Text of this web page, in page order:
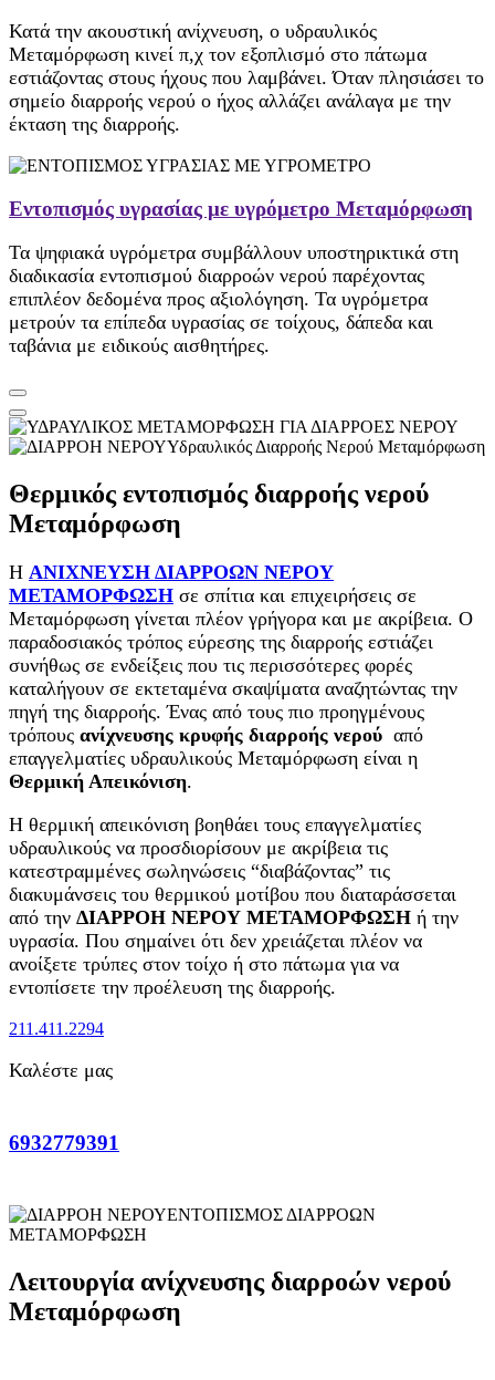
Κατά την ακουστική ανίχνευση, ο υδραυλικός
Μεταμόρφωση κινεί π,χ τον εξοπλισμό στο πάτωμα
εστιάζοντας στους ήχους που λαμβάνει. Όταν πλησιάσει το
σημείο διαρροής νερού ο ήχος αλλάζει ανάλαγα με την
έκταση της διαρροής.
Εντοπισμός υγρασίας με υγρόμετρο Μεταμόρφωση
Τα ψηφιακά υγρόμετρα συμβάλλουν υποστηρικτικά στη
διαδικασία εντοπισμού διαρροών νερού παρέχοντας
επιπλέον δεδομένα προς αξιολόγηση. Τα υγρόμετρα
μετρούν τα επίπεδα υγρασίας σε τοίχους, δάπεδα και
ταβάνια με ειδικούς αισθητήρες.
Υδραυλικός Διαρροής Νερού Μεταμόρφωση
Θερμικός εντοπισμός διαρροής νερού
Μεταμόρφωση
Η ΑΝΙΧΝΕΥΣΗ ΔΙΑΡΡΟΩΝ ΝΕΡΟΥ
ΜΕΤΑΜΟΡΦΩΣΗ σε σπίτια και επιχειρήσεις σε
Μεταμόρφωση γίνεται πλέον γρήγορα και με ακρίβεια. Ο
παραδοσιακός τρόπος εύρεσης της διαρροής εστιάζει
συνήθως σε ενδείξεις που τις περισσότερες φορές
καταλήγουν σε εκτεταμένα σκαψίματα αναζητώντας την
πηγή της διαρροής. Ένας από τους πιο προηγμένους
τρόπους ανίχνευσης κρυφής διαρροής νερού από
επαγγελματίες υδραυλικούς Μεταμόρφωση είναι η
Θερμική Απεικόνιση.
Η θερμική απεικόνιση βοηθάει τους επαγγελματίες
υδραυλικούς να προσδιορίσουν με ακρίβεια τις
κατεστραμμένες σωληνώσεις “διαβάζοντας” τις
διακυμάνσεις του θερμικού μοτίβου που διαταράσσεται
από την ΔΙΑΡΡΟΗ ΝΕΡΟΥ ΜΕΤΑΜΟΡΦΩΣΗ ή την
υγρασία. Που σημαίνει ότι δεν χρειάζεται πλέον να
ανοίξετε τρύπες στον τοίχο ή στο πάτωμα για να
εντοπίσετε την προέλευση της διαρροής.
211.411.2294
Καλέστε μας
6932779391
ΕΝΤΟΠΙΣΜΟΣ ΔΙΑΡΡΟΩΝ
ΜΕΤΑΜΟΡΦΩΣΗ
Λειτουργία ανίχνευσης διαρροών νερού
Μεταμόρφωση